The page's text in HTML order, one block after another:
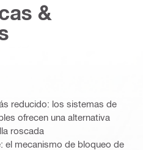
&
reducido: los sistemas de
ofrecen una alternativa
roscada
el mecanismo de bloqueo de